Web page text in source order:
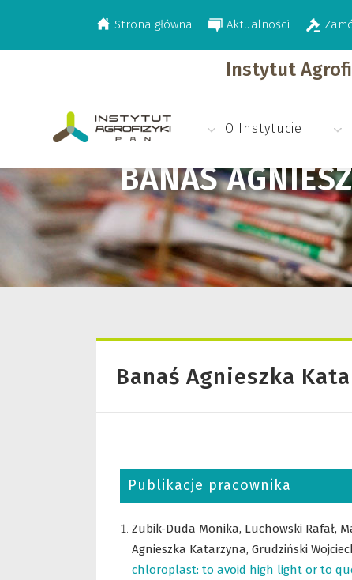
Strona główna Aktualności
Instytut
O Instytucie
BANAŚ
>Banaś Agnieszka Katarzyna
Banaś Agnieszka
Publikacje pracownika
Zubik-Duda Monika, Luchowski Rafał,
Agnieszka Katarzyna, Grudziński
chloroplast: to avoid high light or to